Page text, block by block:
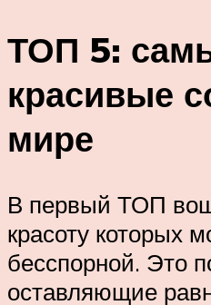
ТОП 5:
красивые
мире
В первый ТОП
красоту которых
бесспорной. Это
оставляющие